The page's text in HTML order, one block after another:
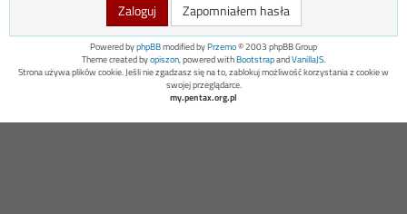
Zapomniałem hasła
Powered byphpBBmodified byPrzemo© 2003 phpBB Group
Theme created byopiszon, powered withBootstrapandVanillaJS.
Strona używa plików cookie. Jeśli nie zgadzasz się na to, zablokuj możliwość korzystania z cookie w
swojej przeglądarce.
my.pentax.org.pl